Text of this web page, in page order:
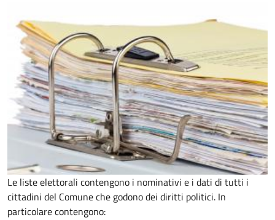
Le liste elettorali contengono i nominativi e i dati di tutti i
cittadini del Comune che godono dei diritti politici. In
particolare contengono: